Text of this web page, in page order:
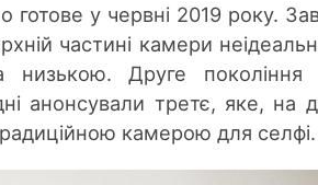
готове у червні 2019 року.
частині камери
низькою. Друге покоління
анонсували третє, яке, на
камерою для селфі.